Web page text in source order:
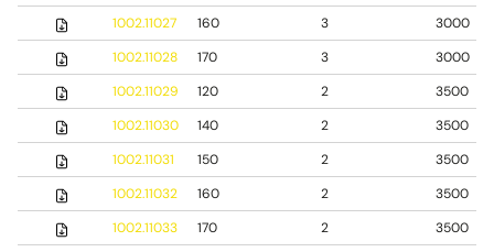
1002.11027
160 3
3000
1002.11028
170 3
3000
1002.11029
120 2
3500
1002.11030
140 2
3500
1002.11031
150 2
3500
1002.11032
160 2
3500
1002.11033
170 2
3500